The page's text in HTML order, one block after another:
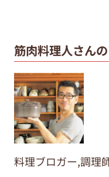
筋肉料理人さん
料理ブロガー,調理